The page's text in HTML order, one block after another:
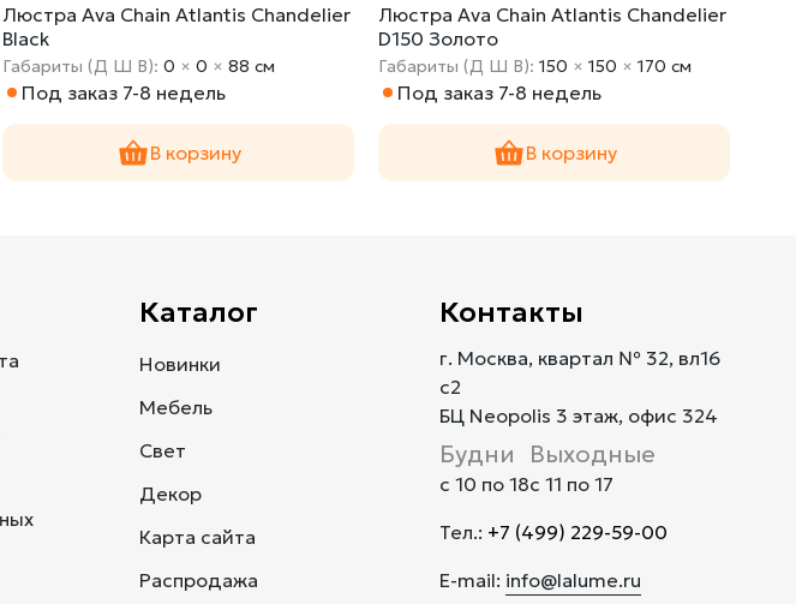
Люстра Ava Chain Atlantis Chandelier
Black
Габариты (Д Ш В):0 ×0 ×88 cм
Под заказ 7-8 недель
В корзину
Люстра Ava Chain Atlantis Chandelier
D150 Золото
Габариты (Д Ш В):150 ×150 ×170 cм
Под заказ 7-8 недель
В корзину
Каталог
Новинки
Мебель
Свет
Декор
Карта сайта
Распродажа
Контакты
г. Москва, квартал № 32, вл16
с2
БЦ Neopolis 3 этаж, офис 324
Будни
с 10 по 18
Выходные
с 11 по 17
Тел.: +7 (499) 229-59-00
E-mail: info@lalume.ru